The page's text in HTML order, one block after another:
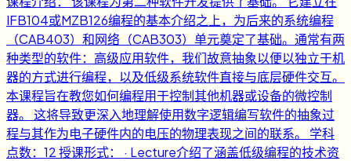
IFB104或MZB126编程的基本介绍之上，为后来的系统编程
（CAB403）和网络（CAB303）单元奠定了基础。通常有两
种类型的软件：高级应用软件，我们故意抽象以便以独立于机
器的方式进行编程，以及低级系统软件直接与底层硬件交互。
本课程旨在教您如何编程用于控制其他机器或设备的微控制
器。 这将导致更深入地理解使用数字逻辑编写软件的抽象过
程与其作为电子硬件内的电压的物理表现之间的联系。 学科
点数：12 授课形式： · Lecture介绍了涵盖低级编程的技术资